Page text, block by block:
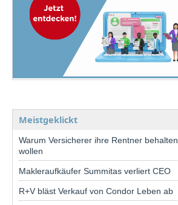
Meistgeklickt
Warum Versicherer ihre Rentner behalten
wollen
Makleraufkäufer Summitas verliert CEO
R+V bläst Verkauf von Condor Leben ab